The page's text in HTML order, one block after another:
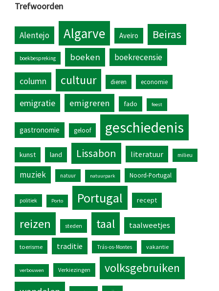
Trefwoorden
Alentejo Algarve Aveiro Beiras
boekbespreking boeken boekrecensie
column cultuur dieren economie
emigratie emigreren fado feest
gastronomie geloof geschiedenis
kunst land Lissabon literatuur milieu
muziek natuur natuurpark Noord-Portugal
politiek Porto Portugal recept
reizen steden taal taalweetjes
toerisme traditie Trás-os-Montes vakantie
verbouwen Verkiezingen volksgebruiken